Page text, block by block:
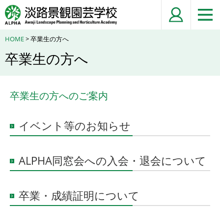
HOME> 卒業生の方へ
卒業生の方へ
卒業生の方へのご案内
イベント等のお知らせ
ALPHA同窓会への入会・退会について
卒業・成績証明について